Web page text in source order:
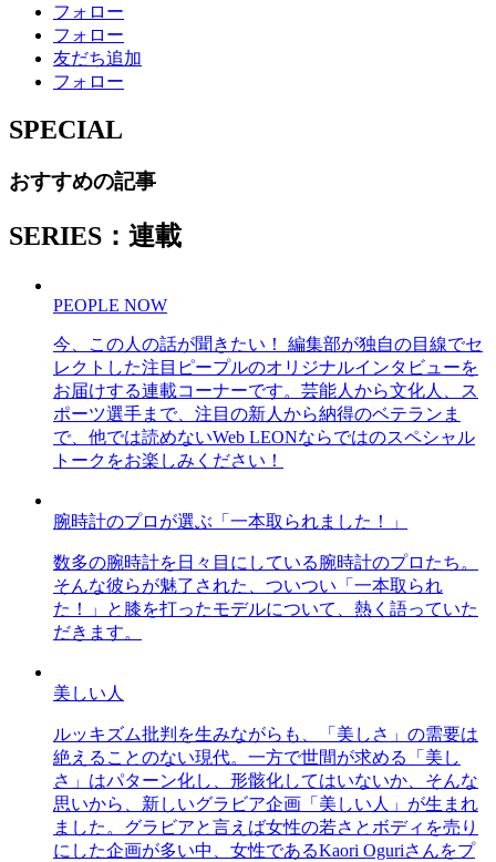
フォロー
フォロー
友だち追加
フォロー
SPECIAL
おすすめの記事
SERIES：連載
PEOPLE NOW
今、この人の話が聞きたい！ 編集部が独自の目線でセ
レクトした注目ピープルのオリジナルインタビューを
お届けする連載コーナーです。芸能人から文化人、ス
ポーツ選手まで、注目の新人から納得のベテランま
で、他では読めないWeb LEONならではのスペシャル
トークをお楽しみください！
腕時計のプロが選ぶ「一本取られました！」
数多の腕時計を日々目にしている腕時計のプロたち。
そんな彼らが魅了された、ついつい「一本取られ
た！」と膝を打ったモデルについて、熱く語っていた
だきます。
美しい人
ルッキズム批判を生みながらも、「美しさ」の需要は
絶えることのない現代。一方で世間が求める「美し
さ」はパターン化し、形骸化してはいないか、そんな
思いから、新しいグラビア企画「美しい人」が生まれ
ました。グラビアと言えば女性の若さとボディを売り
にした企画が多い中、女性であるKaori Oguriさんをプ